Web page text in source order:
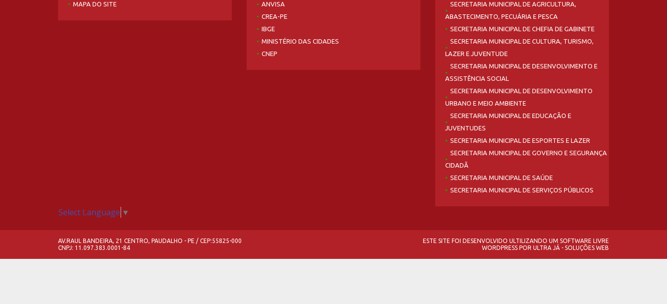
MAPA DO SITE
ANVISA
CREA-PE
IBGE
MINISTÉRIO DAS CIDADES
CNEP
SECRETARIA MUNICIPAL DE AGRICULTURA,
ABASTECIMENTO, PECUÁRIA E PESCA
SECRETARIA MUNICIPAL DE CHEFIA DE GABINETE
SECRETARIA MUNICIPAL DE CULTURA, TURISMO,
LAZER E JUVENTUDE
SECRETARIA MUNICIPAL DE DESENVOLVIMENTO E
ASSISTÊNCIA SOCIAL
SECRETARIA MUNICIPAL DE DESENVOLVIMENTO
URBANO E MEIO AMBIENTE
SECRETARIA MUNICIPAL DE EDUCAÇÃO E
JUVENTUDES
SECRETARIA MUNICIPAL DE ESPORTES E LAZER
SECRETARIA MUNICIPAL DE GOVERNO E SEGURANÇA
CIDADÃ
SECRETARIA MUNICIPAL DE SAÚDE
SECRETARIA MUNICIPAL DE SERVIÇOS PÚBLICOS
Select Language ▼
AV.RAUL BANDEIRA, 21 CENTRO, PAUDALHO - PE / CEP:55825-000
CNPJ: 11.097.383.0001-84
ESTE SITE FOI DESENVOLVIDO ULTILIZANDO UM SOFTWARE LIVRE
WORDPRESS POR ULTRA JÁ - SOLUÇÕES WEB